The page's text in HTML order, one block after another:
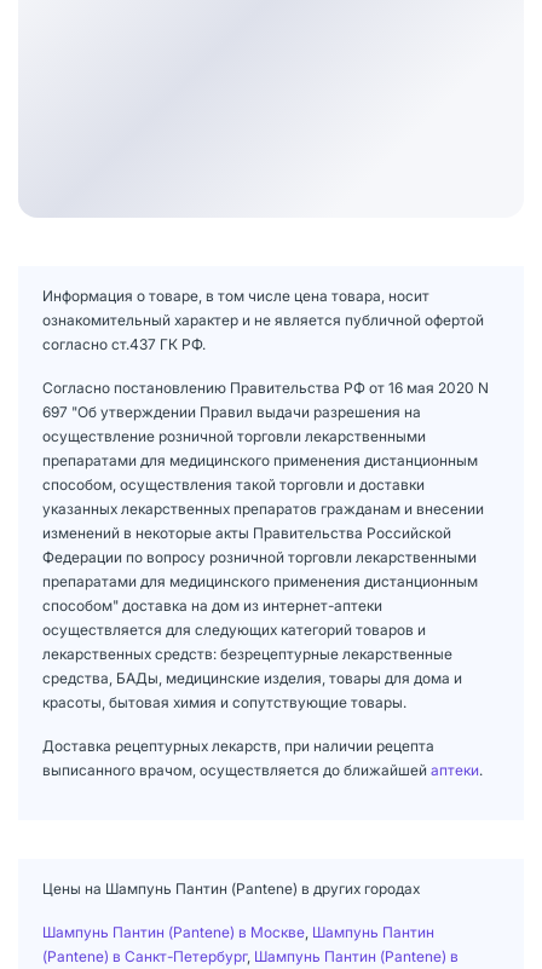
Информация о товаре, в том числе цена товара, носит
ознакомительный характер и не является публичной офертой
согласно ст.437 ГК РФ.
Согласно постановлению Правительства РФ от 16 мая 2020 N
697 "Об утверждении Правил выдачи разрешения на
осуществление розничной торговли лекарственными
препаратами для медицинского применения дистанционным
способом, осуществления такой торговли и доставки
указанных лекарственных препаратов гражданам и внесении
изменений в некоторые акты Правительства Российской
Федерации по вопросу розничной торговли лекарственными
препаратами для медицинского применения дистанционным
способом" доставка на дом из интернет-аптеки
осуществляется для следующих категорий товаров и
лекарственных средств: безрецептурные лекарственные
средства, БАДы, медицинские изделия, товары для дома и
красоты, бытовая химия и сопутствующие товары.
Доставка рецептурных лекарств, при наличии рецепта
выписанного врачом, осуществляется до ближайшей аптеки.
Цены на Шампунь Пантин (Pantene) в других городах
Шампунь Пантин (Pantene) в Москве Шампунь Пантин
(Pantene) в Санкт-Петербург, Шампунь Пантин (Pantene) в